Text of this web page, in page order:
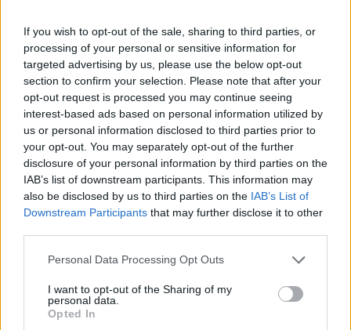
If you wish to opt-out of the sale, sharing to third parties, or
processing of your personal or sensitive information for
targeted advertising by us, please use the below opt-out
section to confirm your selection. Please note that after your
opt-out request is processed you may continue seeing
interest-based ads based on personal information utilized by
us or personal information disclosed to third parties prior to
your opt-out. You may separately opt-out of the further
disclosure of your personal information by third parties on the
IAB’s list of downstream participants. This information may
also be disclosed by us to third parties on the IAB’s List of
Downstream Participants that may further disclose it to other
Please note that this website/app uses one or more Google
not limited to your visit or usage behaviour. You may click to
grant or deny consent to Google and its third-party tags to
use your data for below specified purposes in below Google
Personal Data Processing Opt Outs
I want to opt-out of the Sharing of my
personal data.
Opted In
Vuoi rimuovere le pubblicità nazionali?